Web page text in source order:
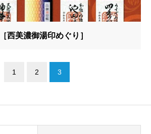
西美濃御湯印めぐり］
1 2 3